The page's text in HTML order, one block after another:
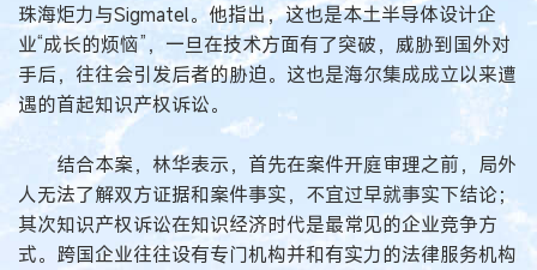
珠海炬力与Sigmatel。他指出，这也是本土半导体设计企
业“成长的烦恼”，一旦在技术方面有了突破，威胁到国外对
手后，往往会引发后者的胁迫。这也是海尔集成成立以来遭
遇的首起知识产权诉讼。
结合本案，林华表示，首先在案件开庭审理之前，局外
人无法了解双方证据和案件事实，不宜过早就事实下结论；
其次知识产权诉讼在知识经济时代是最常见的企业竞争方
式。跨国企业往往设有专门机构并和有实力的法律服务机构